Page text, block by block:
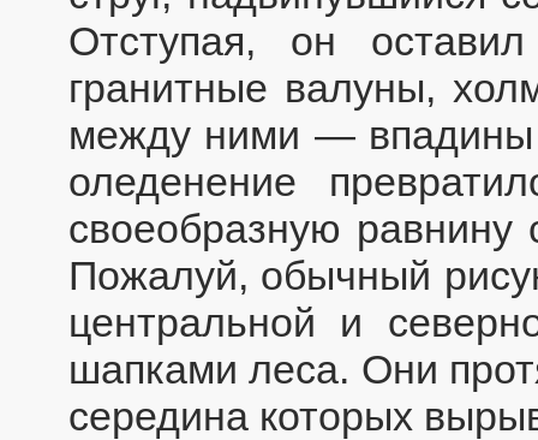
Отступая, он
гранитные валуны,
между ними — впадины
оледенение
своеобразную равнину
Пожалуй, обычный
центральной и
шапками леса. Они
середина которых